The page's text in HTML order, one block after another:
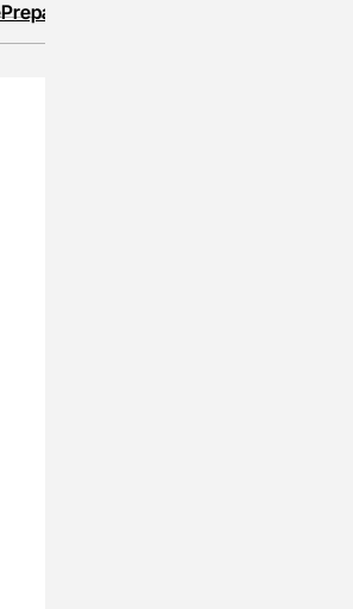
Preparación Física Y Táctica